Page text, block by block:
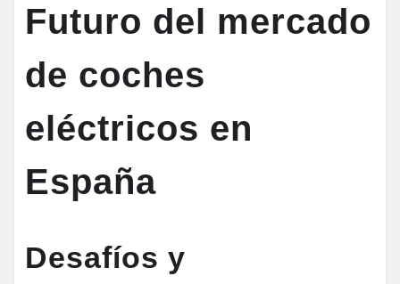
Futuro del mercado
de coches
eléctricos en
España
Desafíos y